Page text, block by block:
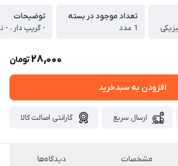
تعداد موجود در بسته
1 عدد
توضیحات
28,000تومان
افزودن به سبدخرید
ارسال سریع گارانتی اصالت کالا
مشخصات دیدگاه‌ها